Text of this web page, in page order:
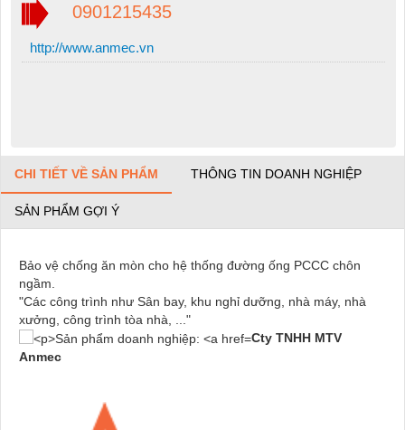
0901215435
http://www.anmec.vn
CHI TIẾT VỀ SẢN PHẨM THÔNG TIN DOANH NGHIỆP
SẢN PHẨM GỢI Ý
Bảo vệ chống ăn mòn cho hệ thống đường ống PCCC chôn
ngầm.
"Các công trình như Sân bay, khu nghỉ dưỡng, nhà máy, nhà
xưởng, công trình tòa nhà, ..."
Cty TNHH MTV
Anmec